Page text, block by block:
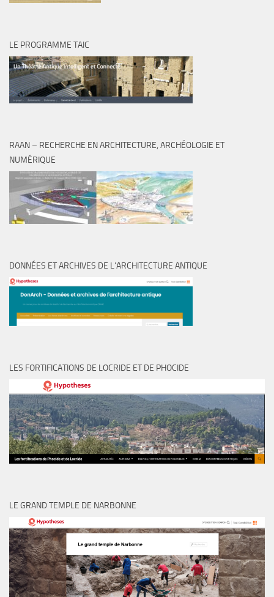
LE PROGRAMME TAIC
RAAN – RECHERCHE EN ARCHITECTURE, ARCHÉOLOGIE ET
NUMÉRIQUE
DONNÉES ET ARCHIVES DE L’ARCHITECTURE ANTIQUE
LES FORTIFICATIONS DE LOCRIDE ET DE PHOCIDE
LE GRAND TEMPLE DE NARBONNE